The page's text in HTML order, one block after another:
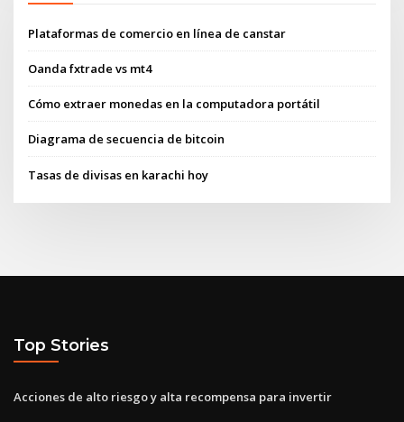
Plataformas de comercio en línea de canstar
Oanda fxtrade vs mt4
Cómo extraer monedas en la computadora portátil
Diagrama de secuencia de bitcoin
Tasas de divisas en karachi hoy
Top Stories
Acciones de alto riesgo y alta recompensa para invertir